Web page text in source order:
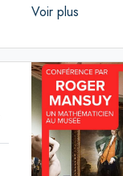
Voir plus